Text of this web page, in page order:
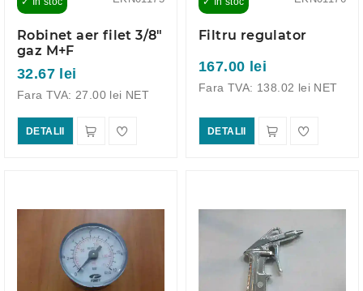
Robinet aer filet 3/8"
gaz M+F
32.67 lei
Fara TVA: 27.00 lei NET
DETALII
Filtru regulator
167.00 lei
Fara TVA: 138.02 lei NET
DETALII